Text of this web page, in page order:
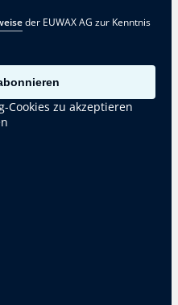
der EUWAX AG zur Kenntnis
Cookies zu akzeptieren